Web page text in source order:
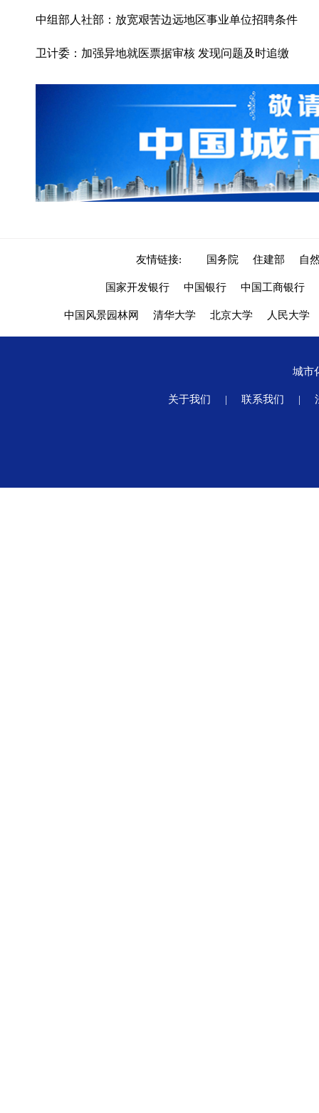
中组部人社部：放宽艰苦边远地区事业单位招聘条件
卫计委：加强异地就医票据审核 发现问题及时追缴
友情链接: 国务院 住建部 自
国家开发银行 中国银行 中国工商银行
中国风景园林网 清华大学 北京大学 人民大学
城市
关于我们 | 联系我们 |